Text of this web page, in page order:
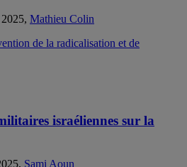
Mathieu Colin
israéliennes sur la
Sami Aoun